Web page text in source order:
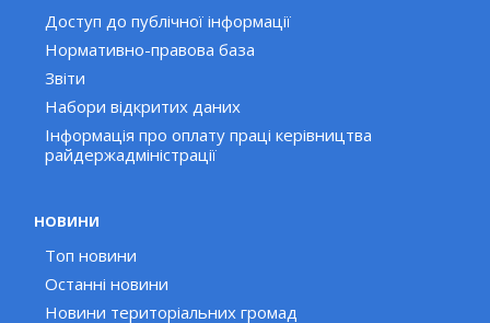
Доступ до публічної інформації
Нормативно-правова база
Звіти
Набори відкритих даних
Інформація про оплату праці керівництва
райдержадміністрації
НОВИНИ
Топ новини
Останні новини
Новини територіальних громад